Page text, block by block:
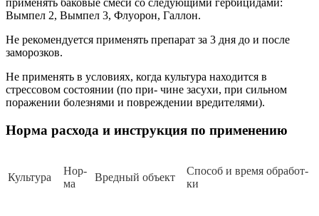
применять баковые смеси со следующими гербицидами:
Вымпел 2, Вымпел 3, Флуорон, Галлон.
Не рекомендуется применять препарат за 3 дня до и после
заморозков.
Не применять в условиях, когда культура находится в
стрессовом состоянии (по при- чине засухи, при сильном
поражении болезнями и повреждении вредителями).
Норма расхода и инструкция по применению
Куль­ту­ра
Нор­
ма
Вред­ный объ­ект
Спо­соб и вре­мя об­ра­бот­
ки